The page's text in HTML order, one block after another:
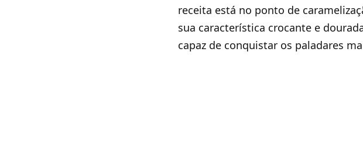
receita está no ponto de
sua característica crocante e
capaz de conquistar os paladares